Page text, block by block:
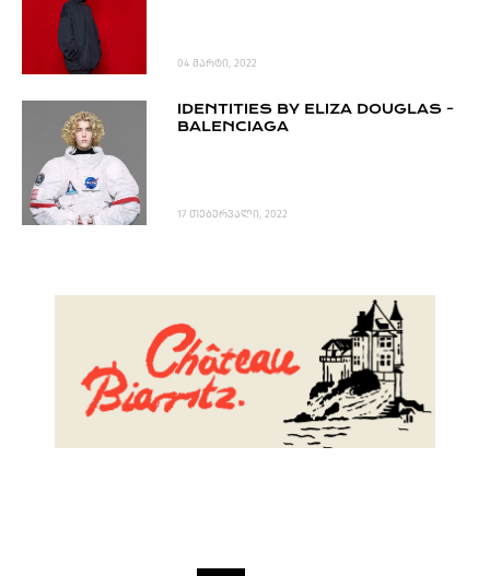
04 მარტი, 2022
IDENTITIES BY ELIZA DOUGLAS -
BALENCIAGA
17 თებერვალი, 2022